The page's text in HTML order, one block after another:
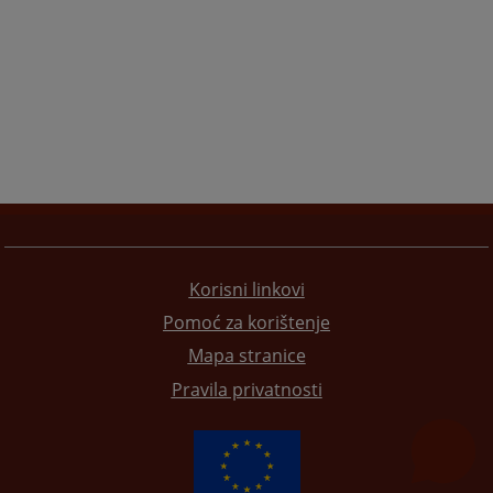
Korisni linkovi
Pomoć za korištenje
Mapa stranice
Pravila privatnosti